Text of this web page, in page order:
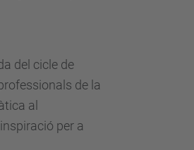
del cicle de
de la
al
per a